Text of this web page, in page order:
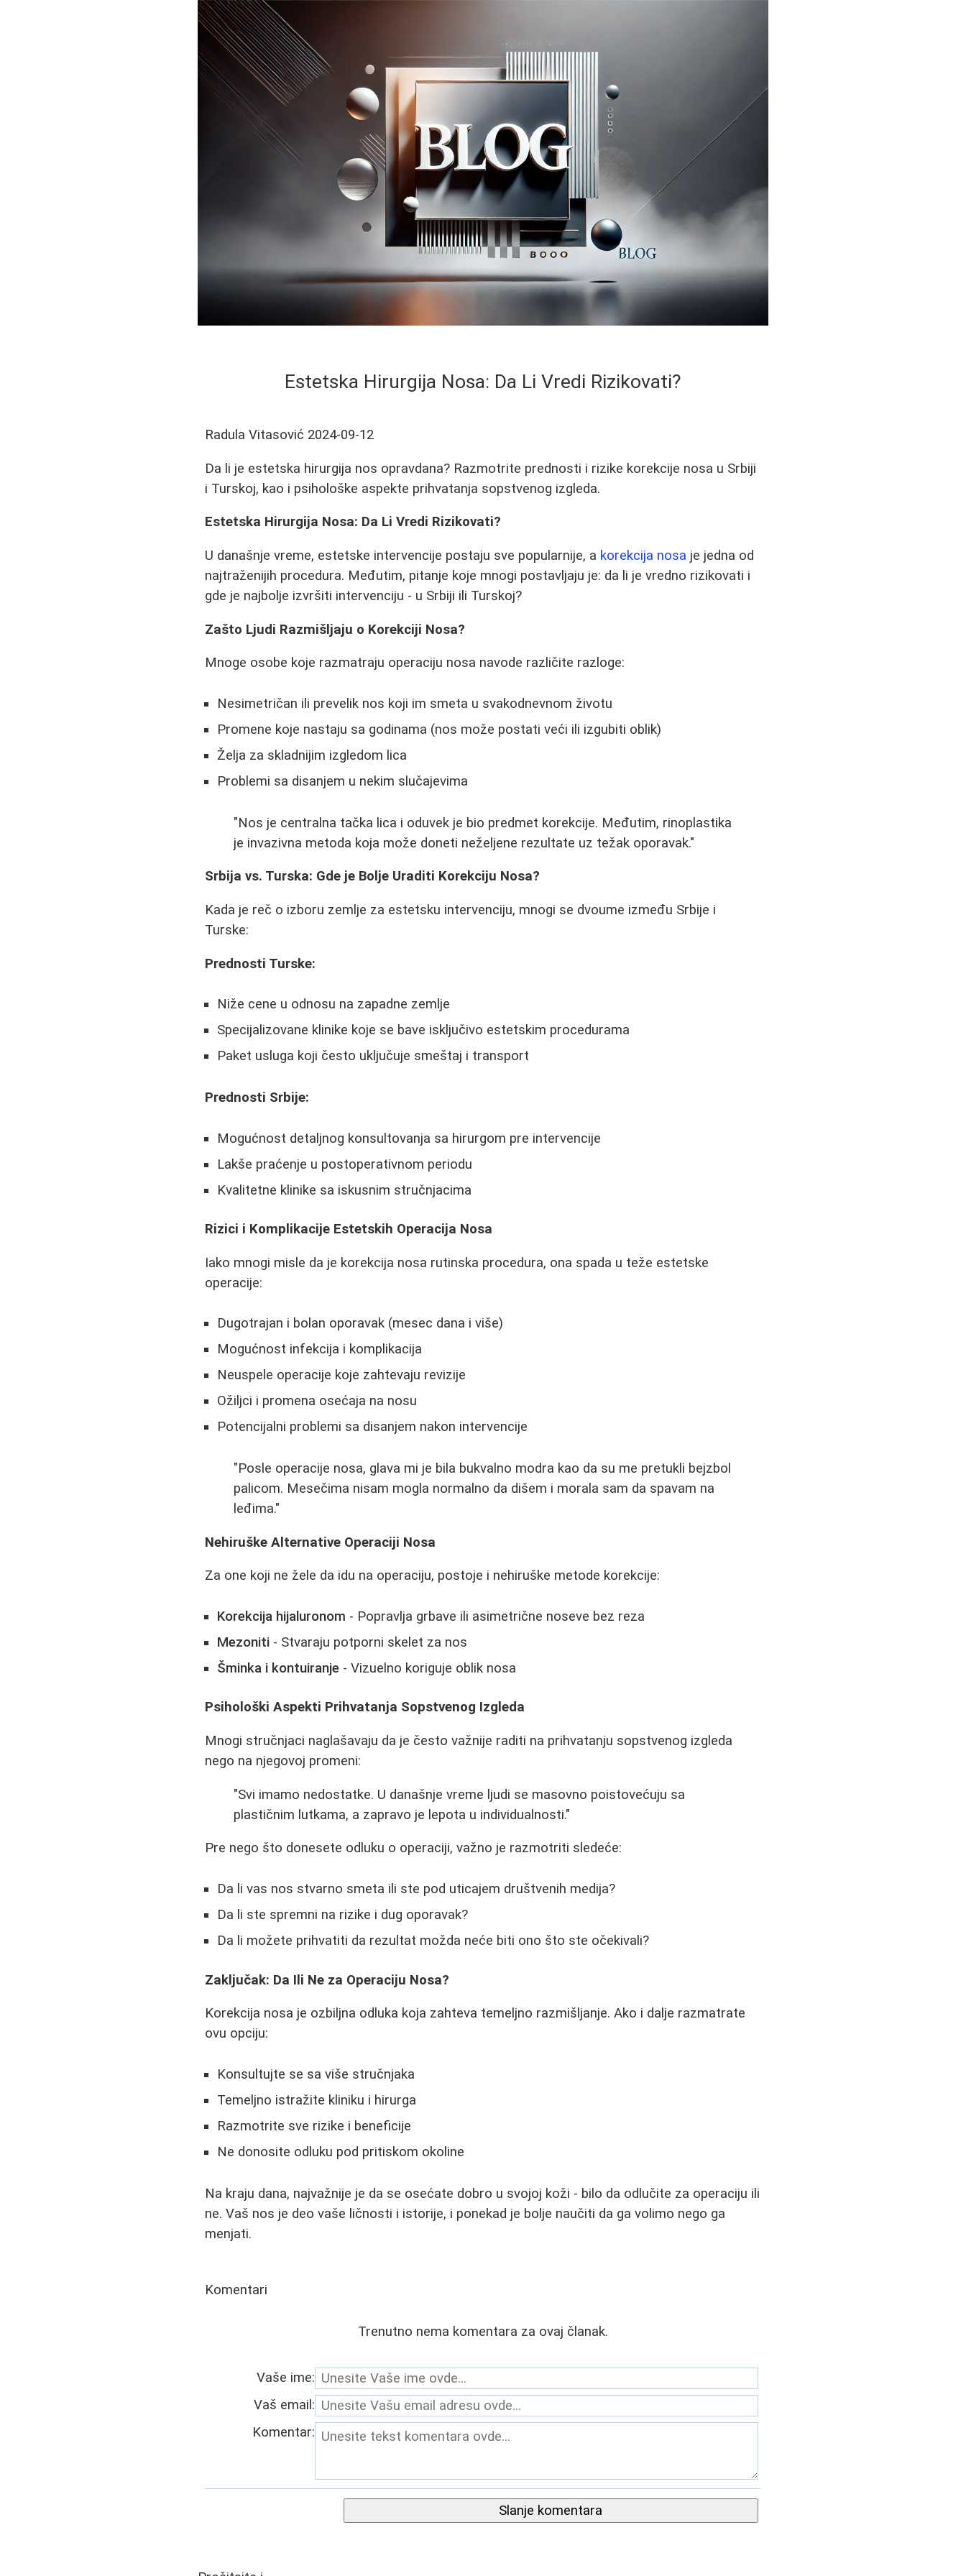
Estetska Hirurgija Nosa: Da Li Vredi Rizikovati?
Radula Vitasović 2024-09-12
Da li je estetska hirurgija nos opravdana? Razmotrite prednosti i rizike korekcije nosa u Srbiji
i Turskoj, kao i psihološke aspekte prihvatanja sopstvenog izgleda.
Estetska Hirurgija Nosa: Da Li Vredi Rizikovati?
U današnje vreme, estetske intervencije postaju sve popularnije, a korekcija nosa je jedna od
najtraženijih procedura. Međutim, pitanje koje mnogi postavljaju je: da li je vredno rizikovati i
gde je najbolje izvršiti intervenciju - u Srbiji ili Turskoj?
Zašto Ljudi Razmišljaju o Korekciji Nosa?
Mnoge osobe koje razmatraju operaciju nosa navode različite razloge:
Nesimetričan ili prevelik nos koji im smeta u svakodnevnom životu
Promene koje nastaju sa godinama (nos može postati veći ili izgubiti oblik)
Želja za skladnijim izgledom lica
Problemi sa disanjem u nekim slučajevima
"Nos je centralna tačka lica i oduvek je bio predmet korekcije. Međutim, rinoplastika
je invazivna metoda koja može doneti neželjene rezultate uz težak oporavak."
Srbija vs. Turska: Gde je Bolje Uraditi Korekciju Nosa?
Kada je reč o izboru zemlje za estetsku intervenciju, mnogi se dvoume između Srbije i
Turske:
Prednosti Turske:
Niže cene u odnosu na zapadne zemlje
Specijalizovane klinike koje se bave isključivo estetskim procedurama
Paket usluga koji često uključuje smeštaj i transport
Prednosti Srbije:
Mogućnost detaljnog konsultovanja sa hirurgom pre intervencije
Lakše praćenje u postoperativnom periodu
Kvalitetne klinike sa iskusnim stručnjacima
Rizici i Komplikacije Estetskih Operacija Nosa
Iako mnogi misle da je korekcija nosa rutinska procedura, ona spada u teže estetske
operacije:
Dugotrajan i bolan oporavak (mesec dana i više)
Mogućnost infekcija i komplikacija
Neuspele operacije koje zahtevaju revizije
Ožiljci i promena osećaja na nosu
Potencijalni problemi sa disanjem nakon intervencije
"Posle operacije nosa, glava mi je bila bukvalno modra kao da su me pretukli bejzbol
palicom. Mesečima nisam mogla normalno da dišem i morala sam da spavam na
leđima."
Nehiruške Alternative Operaciji Nosa
Za one koji ne žele da idu na operaciju, postoje i nehiruške metode korekcije:
Korekcija hijaluronom - Popravlja grbave ili asimetrične noseve bez reza
Mezoniti - Stvaraju potporni skelet za nos
Šminka i kontuiranje - Vizuelno koriguje oblik nosa
Psihološki Aspekti Prihvatanja Sopstvenog Izgleda
Mnogi stručnjaci naglašavaju da je često važnije raditi na prihvatanju sopstvenog izgleda
nego na njegovoj promeni:
"Svi imamo nedostatke. U današnje vreme ljudi se masovno poistovećuju sa
plastičnim lutkama, a zapravo je lepota u individualnosti."
Pre nego što donesete odluku o operaciji, važno je razmotriti sledeće:
Da li vas nos stvarno smeta ili ste pod uticajem društvenih medija?
Da li ste spremni na rizike i dug oporavak?
Da li možete prihvatiti da rezultat možda neće biti ono što ste očekivali?
Zaključak: Da Ili Ne za Operaciju Nosa?
Korekcija nosa je ozbiljna odluka koja zahteva temeljno razmišljanje. Ako i dalje razmatrate
ovu opciju:
Konsultujte se sa više stručnjaka
Temeljno istražite kliniku i hirurga
Razmotrite sve rizike i beneficije
Ne donosite odluku pod pritiskom okoline
Na kraju dana, najvažnije je da se osećate dobro u svojoj koži - bilo da odlučite za operaciju ili
ne. Vaš nos je deo vaše ličnosti i istorije, i ponekad je bolje naučiti da ga volimo nego ga
menjati.
Komentari
Trenutno nema komentara za ovaj članak.
Vaše ime:
Vaš email:
Komentar:
Slanje komentara